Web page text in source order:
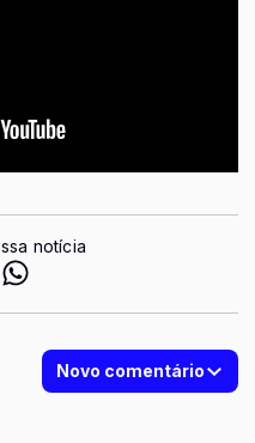
notícia
Novo comentário